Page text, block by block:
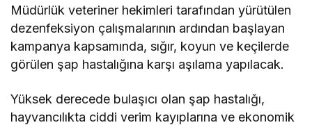
Müdürlük veteriner hekimleri tarafından yürütülen
dezenfeksiyon çalışmalarının ardından başlayan
kampanya kapsamında, sığır, koyun ve keçilerde
görülen şap hastalığına karşı aşılama yapılacak.
Yüksek derecede bulaşıcı olan şap hastalığı,
hayvancılıkta ciddi verim kayıplarına ve ekonomik